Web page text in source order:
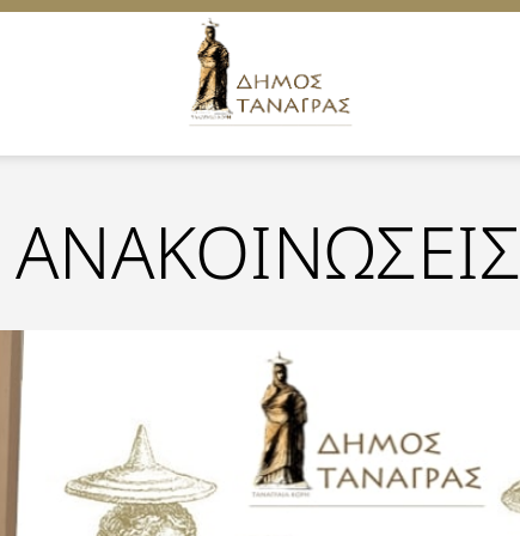
ΑΝΑΚΟΙΝΩΣΕΙΣ